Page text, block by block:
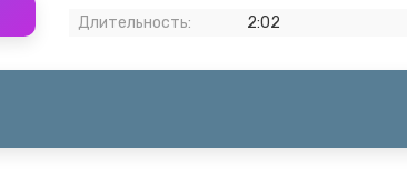
Длительность:
2:02